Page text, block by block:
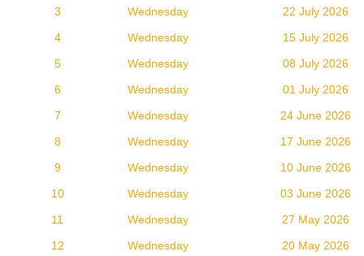
3
Wednesday
22 July 2026
4
Wednesday
15 July 2026
5
Wednesday
08 July 2026
6
Wednesday
01 July 2026
7
Wednesday
24 June 2026
8
Wednesday
17 June 2026
9
Wednesday
10 June 2026
10
Wednesday
03 June 2026
11
Wednesday
27 May 2026
12
Wednesday
20 May 2026